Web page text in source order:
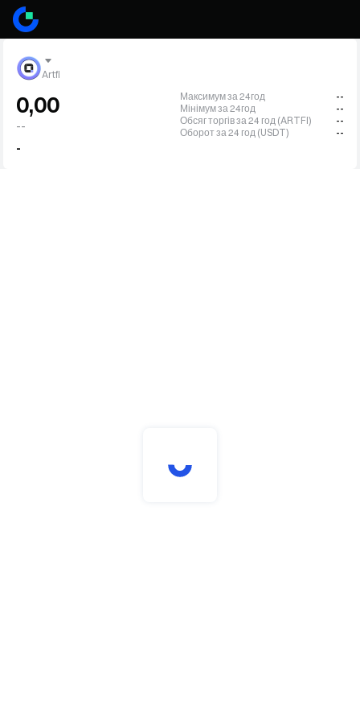
Artfi
0,00
--
-
Максимум за 24год
--
Мінімум за 24год
--
Обсяг торгів за 24 год (ARTFI)
--
Оборот за 24 год (USDT)
--